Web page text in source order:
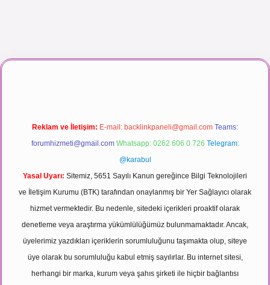
izle
Reklam ve İletişim: E-mail: backlinkpaneli@gmail.com Teams:
forumhizmeti@gmail.com Whatsapp: 0262 606 0 726 Telegram:
@karabul
Yasal Uyarı: Sitemiz, 5651 Sayılı Kanun gereğince Bilgi Teknolojileri
ve İletişim Kurumu (BTK) tarafından onaylanmış bir Yer Sağlayıcı olarak
hizmet vermektedir. Bu nedenle, sitedeki içerikleri proaktif olarak
denetleme veya araştırma yükümlülüğümüz bulunmamaktadır. Ancak,
üyelerimiz yazdıkları içeriklerin sorumluluğunu taşımakta olup, siteye
üye olarak bu sorumluluğu kabul etmiş sayılırlar. Bu internet sitesi,
herhangi bir marka, kurum veya şahıs şirketi ile hiçbir bağlantısı